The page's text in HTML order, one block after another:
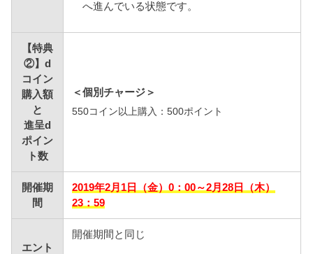
へ進んでいる状態です。
【特典
②】d
コイン
購入額
と
進呈d
ポイン
ト数
＜個別チャージ＞
550コイン以上購入：500ポイント
開催期
間
2019年2月1日（金）0：00～2月28日（木）
23：59
エント
開催期間と同じ